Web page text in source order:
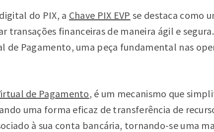
do PIX, a Chave PIX EVP se destaca como
transações financeiras de maneira ágil e
de Pagamento, uma peça fundamental nas
de Pagamento, é um mecanismo que
uma forma eficaz de transferência de
à sua conta bancária, tornando-se uma